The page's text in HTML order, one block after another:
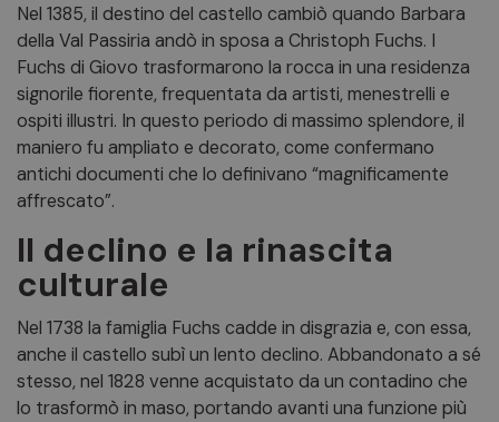
Nel 1385, il destino del castello cambiò quando Barbara
della Val Passiria andò in sposa a Christoph Fuchs. I
Fuchs di Giovo trasformarono la rocca in una residenza
signorile fiorente, frequentata da artisti, menestrelli e
ospiti illustri. In questo periodo di massimo splendore, il
maniero fu ampliato e decorato, come confermano
antichi documenti che lo definivano “magnificamente
affrescato”.
Il declino e la rinascita
culturale
Nel 1738 la famiglia Fuchs cadde in disgrazia e, con essa,
anche il castello subì un lento declino. Abbandonato a sé
stesso, nel 1828 venne acquistato da un contadino che
lo trasformò in maso, portando avanti una funzione più